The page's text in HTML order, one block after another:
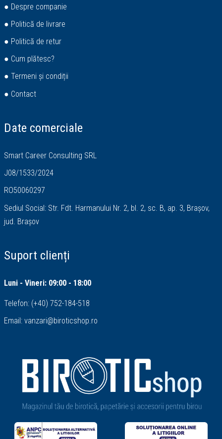
● Despre companie
● Politică de livrare
● Politică de retur
● Cum plătesc?
● Termeni și condiții
● Contact
Date comerciale
Smart Career Consulting SRL
J08/1533/2024
RO50060297
Sediul Social: Str. Fdt. Harmanului Nr. 2, bl. 2, sc. B, ap. 3, Brașov,
jud. Brașov
Suport clienți
Luni - Vineri: 09:00 - 18:00
Telefon: (+40) 752-184-518
Email: vanzari@biroticshop.ro